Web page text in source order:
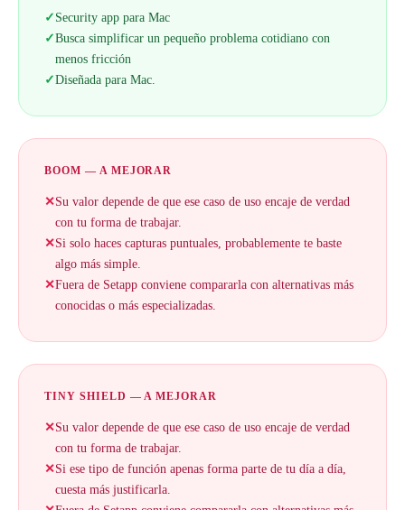
✓Security app para Mac
✓Busca simplificar un pequeño problema cotidiano con
menos fricción
✓Diseñada para Mac.
BOOM — A MEJORAR
✕Su valor depende de que ese caso de uso encaje de verdad
con tu forma de trabajar.
✕Si solo haces capturas puntuales, probablemente te baste
algo más simple.
✕Fuera de Setapp conviene compararla con alternativas más
conocidas o más especializadas.
TINY SHIELD — A MEJORAR
✕Su valor depende de que ese caso de uso encaje de verdad
con tu forma de trabajar.
✕Si ese tipo de función apenas forma parte de tu día a día,
cuesta más justificarla.